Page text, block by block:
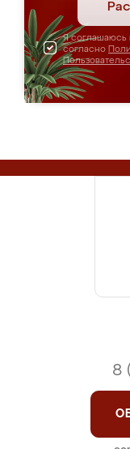
Я соглашаюсь
согласно
8